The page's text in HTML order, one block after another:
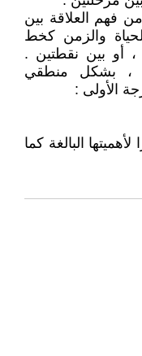
فهم العلاقة بين
والزمن كخط
، أو بين نقطتين .
، بشكل منطقي
الأولى :
البالغة كما